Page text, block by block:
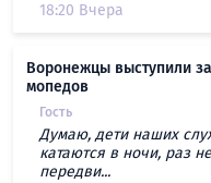
18:20 Вчера
Воронежцы выступили
мопедов
Гость
Думаю, дети наших
катаются в ночи, раз
передви...